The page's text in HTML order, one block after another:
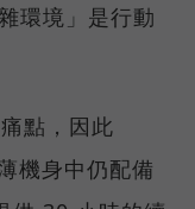
環境」是行動
點，因此
機身中仍配備